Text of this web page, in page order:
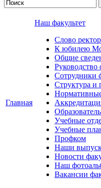
Главная
Наш факультет
Слово
К юбилею
Общие
Руководство
Сотрудники
Структура и
Учебные
Учебные
Профком
Наши
Новости
Наш
Вакансии